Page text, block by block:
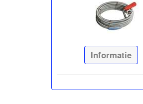
Informatie